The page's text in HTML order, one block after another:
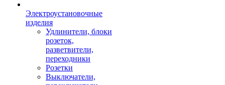
Электроустановочные
изделия
Удлинители, блоки
розеток,
разветвители,
переходники
Розетки
Выключатели,